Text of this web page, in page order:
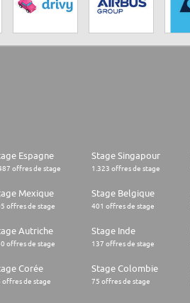
Espagne
offres de stage
Stage Singapour
1.323 offres de stage
Mexique
offres de stage
Stage Belgique
401 offres de stage
Autriche
offres de stage
Stage Inde
137 offres de stage
Corée
offres de stage
Stage Colombie
75 offres de stage